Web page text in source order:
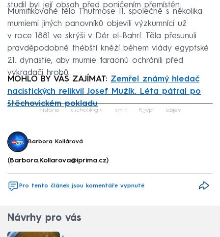
studií byl její obsah před poničením přemístěn.
Mumifikované tělo Thutmose II. společně s několika
mumiemi jiných panovníků objevili výzkumníci už
v roce 1881 ve skrýši v Dér el-Bahrí. Těla přesunuli
pravděpodobně thébští kněží během vlády egyptské
21. dynastie, aby mumie faraonů ochránili před
vykradači hrobů.
MOHLO BY VÁS ZAJÍMAT: Zemřel známý hledač
nacistických relikvií Josef Mužík. Léta pátral po
štěchovickém pokladu
Failed to fetch
historie archeologie smrt Egypt objev
Barbora Kollárová
(Barbora.Kollarova@iprima.cz)
Pro tento článek jsou komentáře vypnuté
Návrhy pro vás